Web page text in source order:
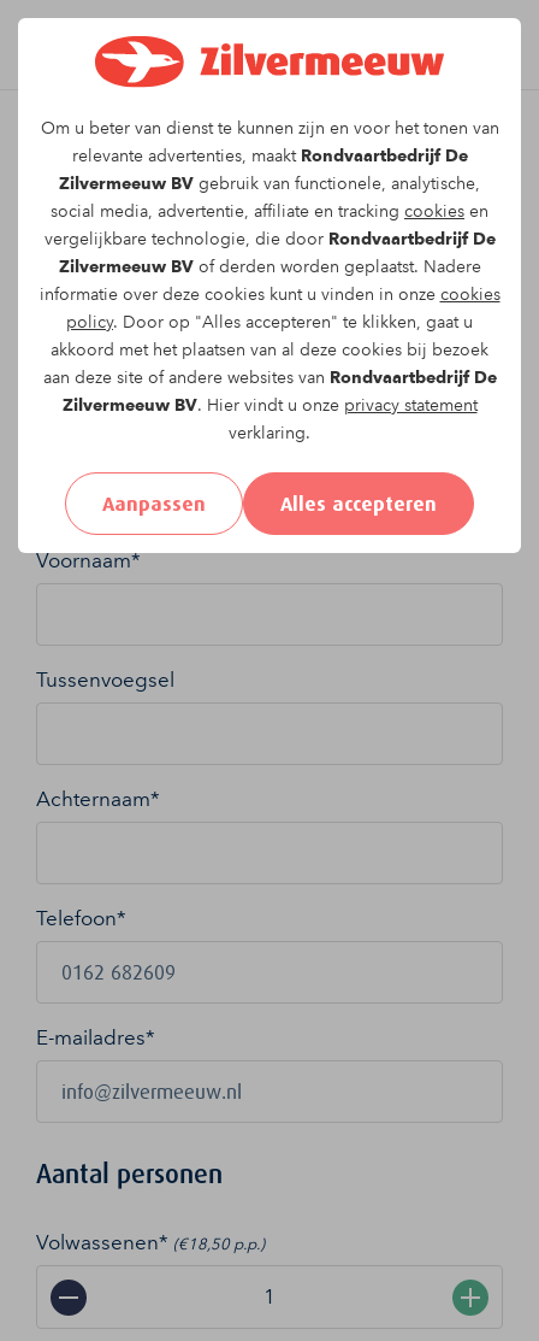
Om u beter van dienst te kunnen zijn en voor het tonen van
relevante advertenties, maakt Rondvaartbedrijf De
Zilvermeeuw BV gebruik van functionele, analytische,
social media, advertentie, affiliate en tracking cookies en
vergelijkbare technologie, die door Rondvaartbedrijf De
Zilvermeeuw BVof derden worden geplaatst. Nadere
informatie over deze cookies kunt u vinden in onze cookies
policy. Door op "Alles accepteren" te klikken, gaat u
akkoord met het plaatsen van al deze cookies bij bezoek
aan deze site of andere websites van Rondvaartbedrijf De
Zilvermeeuw BV. Hier vindt u onze privacy statement
verklaring.
Aanpassen Alles accepteren
Leuk dat u kiest voor dit
arrangement!
Om te reserveren voor de Twee uur durende
rondvaart
vaartocht op zondag 13-04-2025om
15:00vragen wij u onderstaand formulier in te
vullen.
Aanhef: Heer Mevrouw Anders
Voornaam*
Tussenvoegsel
Achternaam*
Telefoon*
E-mailadres*
Aantal personen
Volwassenen* (€18,50 p.p.)
− +